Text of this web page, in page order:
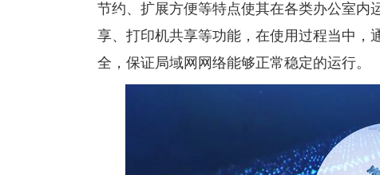
节约、扩展方便等特点使其在各类办公室内
享、打印机共享等功能，在使用过程当中，
全，保证局域网网络能够正常稳定的运行。